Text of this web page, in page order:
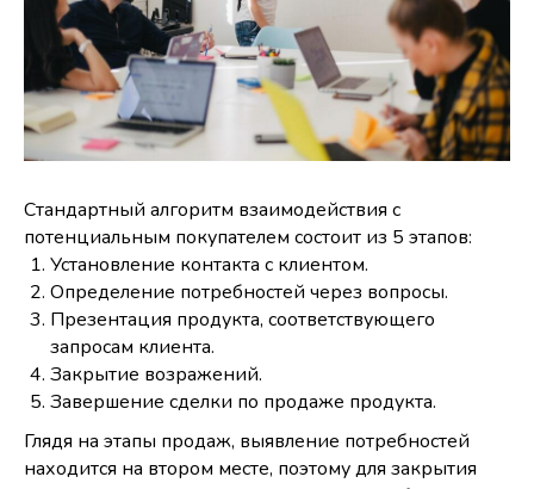
Стандартный алгоритм взаимодействия с
потенциальным покупателем состоит из 5 этапов:
Установление контакта с клиентом.
Определение потребностей через вопросы.
Презентация продукта, соответствующего
запросам клиента.
Закрытие возражений.
Завершение сделки по продаже продукта.
Глядя на этапы продаж, выявление потребностей
находится на втором месте, поэтому для закрытия